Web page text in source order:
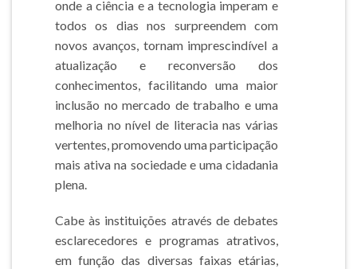
onde a ciência e a tecnologia imperam e
todos os dias nos surpreendem com
novos avanços, tornam imprescindível a
atualização e reconversão dos
conhecimentos, facilitando uma maior
inclusão no mercado de trabalho e uma
melhoria no nível de literacia nas várias
vertentes, promovendo uma participação
mais ativa na sociedade e uma cidadania
plena.
Cabe às instituições através de debates
esclarecedores e programas atrativos,
em função das diversas faixas etárias,